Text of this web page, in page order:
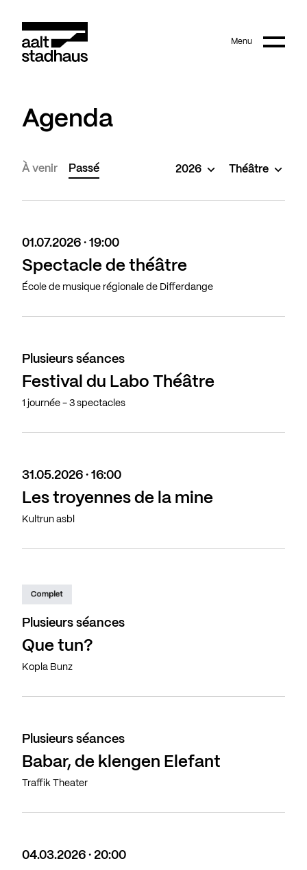
Main content Menu
Agenda
À venir Passé 2026 Théâtre
01.07.2026 · 19:00
Spectacle de théâtre
École de musique régionale de Differdange
Plusieurs séances
Festival du Labo Théâtre
1 journée - 3 spectacles
31.05.2026 · 16:00
Les troyennes de la mine
Kultrun asbl
Complet
Plusieurs séances
Que tun?
Kopla Bunz
Plusieurs séances
Babar, de klengen Elefant
Traffik Theater
04.03.2026 · 20:00